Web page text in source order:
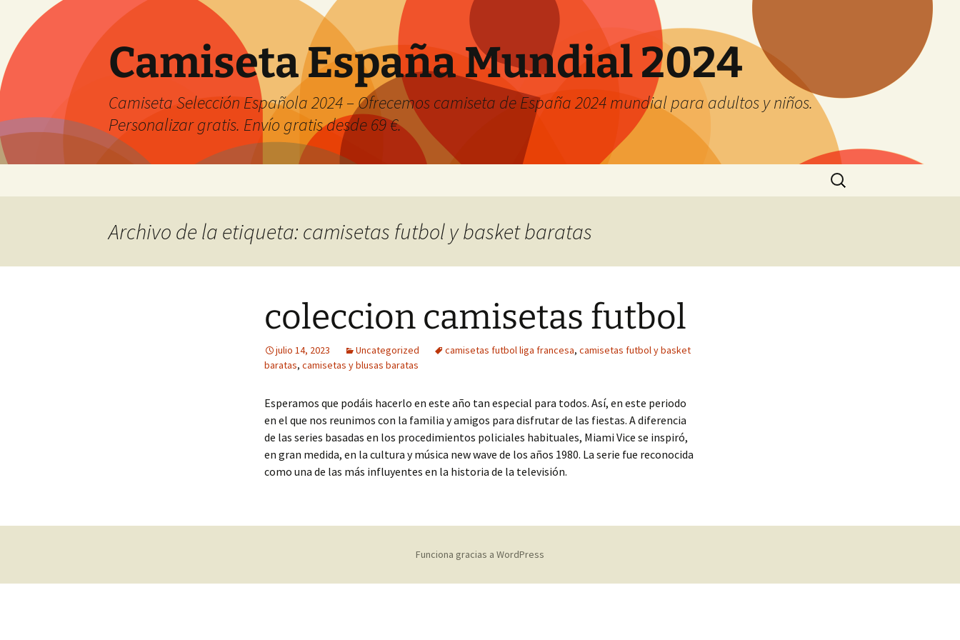
Camiseta España Mundial 2024
Camiseta Selección Española 2024 – Ofrecemos camiseta de España 2024 mundial para adultos y niños.
Personalizar gratis. Envío gratis desde 69 €.
Buscar:
Archivo de la etiqueta: camisetas futbol y basket baratas
coleccion camisetas futbol
julio 14, 2023 Uncategorized camisetas futbol liga francesa, camisetas futbol y basket
baratas, camisetas y blusas baratas
Esperamos que podáis hacerlo en este año tan especial para todos. Así, en este periodo
en el que nos reunimos con la familia y amigos para disfrutar de las fiestas. A diferencia
de las series basadas en los procedimientos policiales habituales, Miami Vice se inspiró,
en gran medida, en la cultura y música new wave de los años 1980. La serie fue reconocida
como una de las más influyentes en la historia de la televisión.
Funciona gracias a WordPress